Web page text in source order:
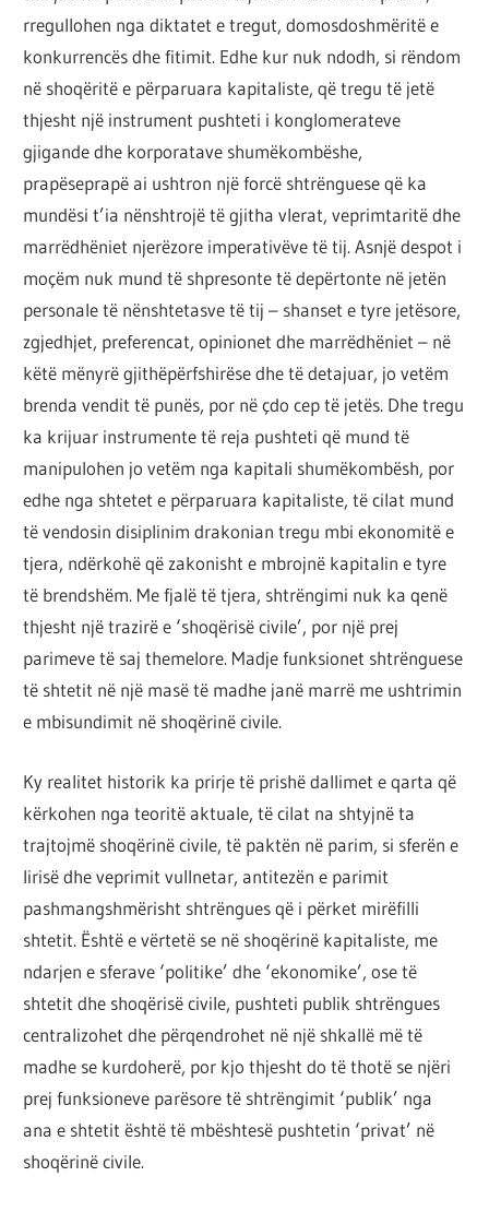
rregullohen nga diktatet e tregut, domosdoshmëritë e
konkurrencës dhe fitimit. Edhe kur nuk ndodh, si rëndom
në shoqëritë e përparuara kapitaliste, që tregu të jetë
thjesht një instrument pushteti i konglomerateve
gjigande dhe korporatave shumëkombëshe,
prapëseprapë ai ushtron një forcë shtrënguese që ka
mundësi t’ia nënshtrojë të gjitha vlerat, veprimtaritë dhe
marrëdhëniet njerëzore imperativëve të tij. Asnjë despot i
moçëm nuk mund të shpresonte të depërtonte në jetën
personale të nënshtetasve të tij – shanset e tyre jetësore,
zgjedhjet, preferencat, opinionet dhe marrëdhëniet – në
këtë mënyrë gjithëpërfshirëse dhe të detajuar, jo vetëm
brenda vendit të punës, por në çdo cep të jetës. Dhe tregu
ka krijuar instrumente të reja pushteti që mund të
manipulohen jo vetëm nga kapitali shumëkombësh, por
edhe nga shtetet e përparuara kapitaliste, të cilat mund
të vendosin disiplinim drakonian tregu mbi ekonomitë e
tjera, ndërkohë që zakonisht e mbrojnë kapitalin e tyre
të brendshëm. Me fjalë të tjera, shtrëngimi nuk ka qenë
thjesht një trazirë e ‘shoqërisë civile’, por një prej
parimeve të saj themelore. Madje funksionet shtrënguese
të shtetit në një masë të madhe janë marrë me ushtrimin
e mbisundimit në shoqërinë civile.
Ky realitet historik ka prirje të prishë dallimet e qarta që
kërkohen nga teoritë aktuale, të cilat na shtyjnë ta
trajtojmë shoqërinë civile, të paktën në parim, si sferën e
lirisë dhe veprimit vullnetar, antitezën e parimit
pashmangshmërisht shtrëngues që i përket mirëfilli
shtetit. Është e vërtetë se në shoqërinë kapitaliste, me
ndarjen e sferave ‘politike’ dhe ‘ekonomike’, ose të
shtetit dhe shoqërisë civile, pushteti publik shtrëngues
centralizohet dhe përqendrohet në një shkallë më të
madhe se kurdoherë, por kjo thjesht do të thotë se njëri
prej funksioneve parësore të shtrëngimit ‘publik’ nga
ana e shtetit është të mbështesë pushtetin ‘privat’ në
shoqërinë civile.